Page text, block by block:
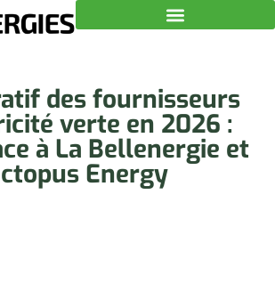
des fournisseurs
verte en 2026 :
à La Bellenergie et
Energy